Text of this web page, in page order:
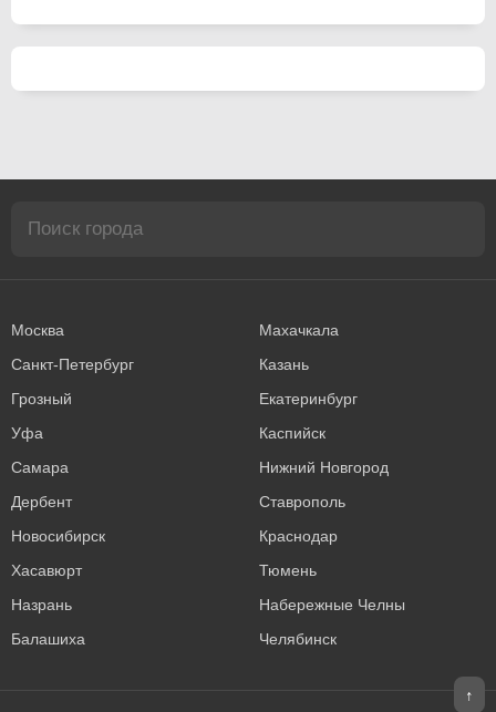
Москва
Махачкала
Санкт-Петербург
Казань
Грозный
Екатеринбург
Уфа
Каспийск
Самара
Нижний Новгород
Дербент
Ставрополь
Новосибирск
Краснодар
Хасавюрт
Тюмень
Назрань
Набережные Челны
Балашиха
Челябинск
↑